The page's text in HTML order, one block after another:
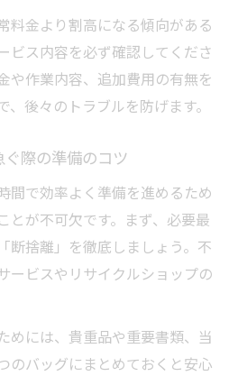
時に頼れるサービスの選び方
引越しサービス特徴を紹介
送対応業者の強みをチェッ
ための口コミ活用ポイント
学ぶ突然の転居対処のコツ
応の成功事例と失敗例に学
談から見る賢い判断ポイン
料金より割高になる傾向がある
ビス内容を必ず確認してくださ
や作業内容、追加費用の有無を
、後々のトラブルを防げます。
際の準備のコツ
間で効率よく準備を進めるため
とが不可欠です。まず、必要最
断捨離」を徹底しましょう。不
ービスやリサイクルショップの
めには、貴重品や重要書類、当
のバッグにまとめておくと安心